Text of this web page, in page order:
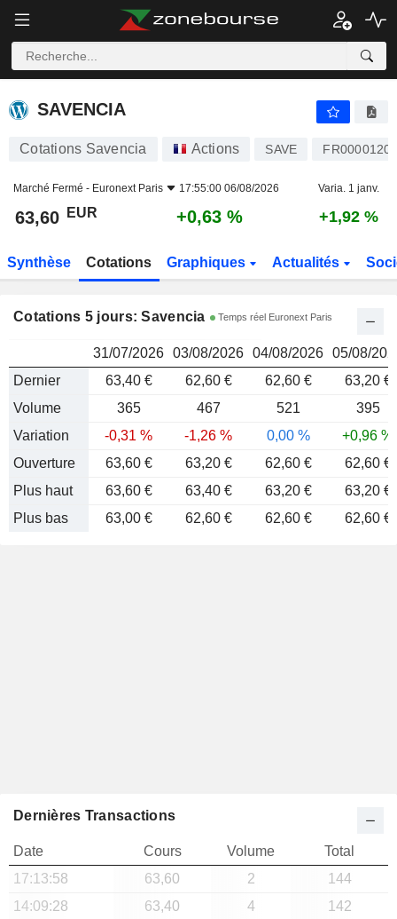
SAVENCIA 63,60
SAVENCIA
Cotations Savencia Actions SAVE
Marché Fermé - Euronext Paris 17:55:00 06/08/2026 Varia. 1 janv.
63,60 EUR +0,63 % +1,92 %
Synthèse Cotations Graphiques Actualités
Cotations 5 jours: Savencia Temps réel Euronext Paris
31/07/2026 03/08/2026 04/08/2026 05/08/
Dernier
63,40 € 62,60 € 62,60 €
63,20 €
Volume
365 467 521
395
Variation
-0,31 % -1,26 % 0,00 %
+0,96 %
Ouverture
63,60 € 63,20 € 62,60 €
62,60 €
Plus haut
63,60 € 63,40 € 63,20 €
63,20 €
Plus bas
63,00 € 62,60 € 62,60 € 62,60 €
Dernières Transactions
Date Cours Volume
Total
17:13:58
63,60 2
144
14:09:28
63,40 4
142